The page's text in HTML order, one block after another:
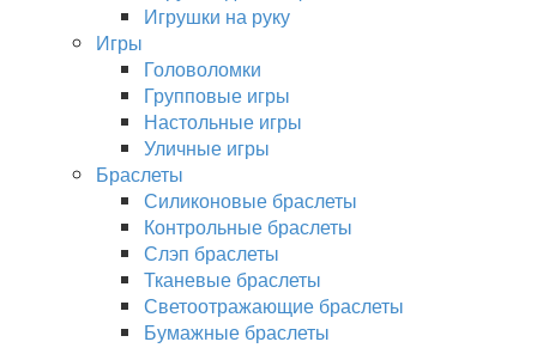
Игрушки на руку
Игры
Головоломки
Групповые игры
Настольные игры
Уличные игры
Браслеты
Силиконовые браслеты
Контрольные браслеты
Слэп браслеты
Тканевые браслеты
Светоотражающие браслеты
Бумажные браслеты